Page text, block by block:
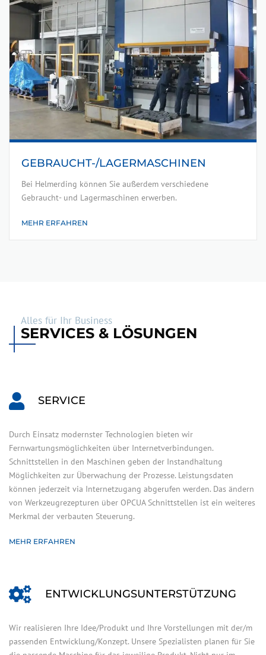
GEBRAUCHT-/­­LAGER­MASCHINEN
Bei Helmerding können Sie außerdem verschiedene
Gebraucht- und Lagermaschinen erwerben.
MEHR ERFAHREN
Alles für Ihr Business
SERVICES & LÖSUNGEN
SERVICE
Durch Einsatz modernster Technologien bieten wir
Fernwartungsmöglichkeiten über Internetverbindungen.
Schnittstellen in den Maschinen geben der Instandhaltung
Möglichkeiten zur Überwachung der Prozesse. Leistungsdaten
können jederzeit via Internetzugang abgerufen werden. Das ändern
von Werkzeugrezepturen über OPCUA Schnittstellen ist ein weiteres
Merkmal der verbauten Steuerung.
MEHR ERFAHREN
ENTWICKLUNGS­UNTERSTÜTZUNG
Wir realisieren Ihre Idee/Produkt und Ihre Vorstellungen mit der/m
passenden Entwicklung/Konzept. Unsere Spezialisten planen für Sie